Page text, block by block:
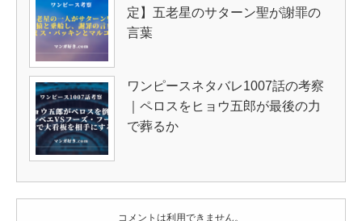
定】五老星のサターン聖が謝罪の
言葉
ワンピースネタバレ1007話の考察
｜ペロスをヒョウ五郎が最後の力
で葬るか
コメントは利用できません。